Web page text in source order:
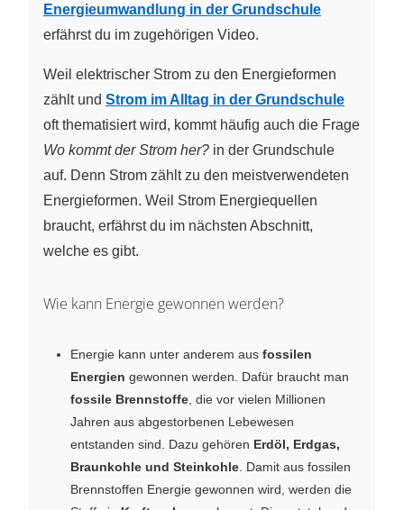
Energieumwandlung in der Grundschule
erfährst du im zugehörigen Video.
Weil elektrischer Strom zu den Energieformen
zählt und Strom im Alltag in der Grundschule
oft thematisiert wird, kommt häufig auch die Frage
Wo kommt der Strom her? in der Grundschule
auf. Denn Strom zählt zu den meistverwendeten
Energieformen. Weil Strom Energiequellen
braucht, erfährst du im nächsten Abschnitt,
welche es gibt.
Wie kann Energie gewonnen werden?
Energie kann unter anderem aus fossilen
Energien gewonnen werden. Dafür braucht man
fossile Brennstoffe , die vor vielen Millionen
Jahren aus abgestorbenen Lebewesen
entstanden sind. Dazu gehören Erdöl, Erdgas,
Braunkohle und Steinkohle . Damit aus fossilen
Brennstoffen Energie gewonnen wird, werden die